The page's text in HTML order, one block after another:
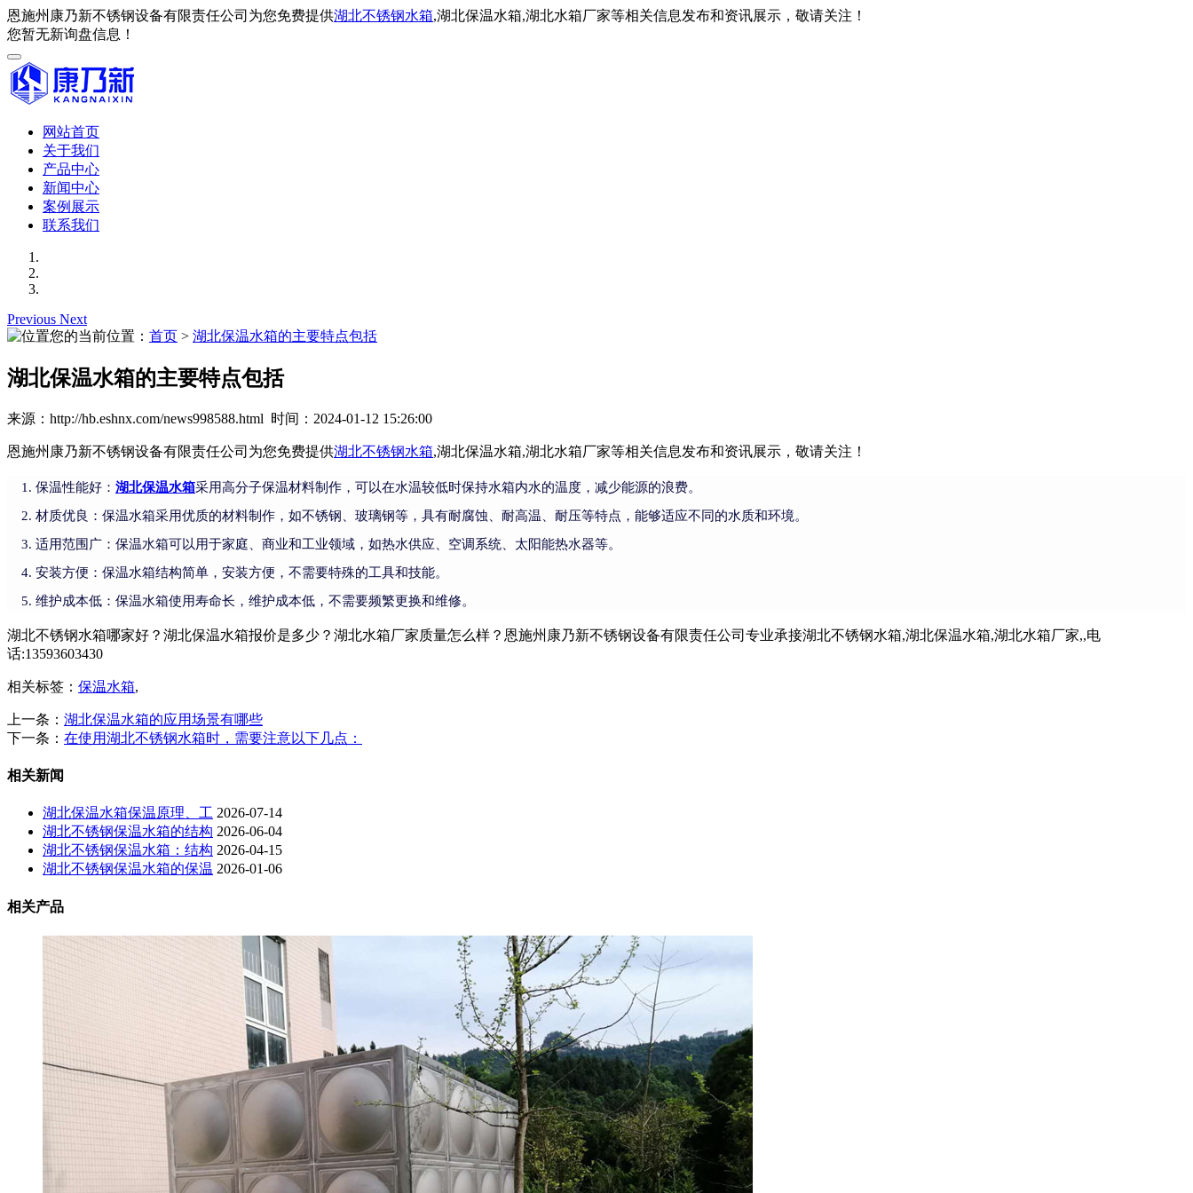
恩施州康乃新不锈钢设备有限责任公司为您免费提供湖北不锈钢水箱,湖北保温水箱,湖北水箱厂家等相关信息发布和资讯展示，敬请关注！
您暂无新询盘信息！
网站首页
关于我们
产品中心
新闻中心
案例展示
联系我们
Previous Next
您的当前位置： 首页 > 湖北保温水箱的主要特点包括
湖北保温水箱的主要特点包括
来源：http://hb.eshnx.com/news998588.html 时间：2024-01-12 15:26:00
恩施州康乃新不锈钢设备有限责任公司为您免费提供湖北不锈钢水箱,湖北保温水箱,湖北水箱厂家等相关信息发布和资讯展示，敬请关注！
保温性能好： 湖北保温水箱采用高分子保温材料制作，可以在水温较低时保持水箱内水的温度，减少能源的浪费。
材质优良：保温水箱采用优质的材料制作，如不锈钢、玻璃钢等，具有耐腐蚀、耐高温、耐压等特点，能够适应不同的水质和环境。
适用范围广：保温水箱可以用于家庭、商业和工业领域，如热水供应、空调系统、太阳能热水器等。
安装方便：保温水箱结构简单，安装方便，不需要特殊的工具和技能。
维护成本低：保温水箱使用寿命长，维护成本低，不需要频繁更换和维修。
湖北不锈钢水箱哪家好？湖北保温水箱报价是多少？湖北水箱厂家质量怎么样？恩施州康乃新不锈钢设备有限责任公司专业承接湖北不锈钢水箱,湖北保温水箱,湖北水箱厂家,,电
话:13593603430
相关标签： 保温水箱,
上一条： 湖北保温水箱的应用场景有哪些
下一条： 在使用湖北不锈钢水箱时，需要注意以下几点：
相关新闻
湖北保温水箱保温原理、工 2026-07-14
湖北不锈钢保温水箱的结构 2026-06-04
湖北不锈钢保温水箱：结构 2026-04-15
湖北不锈钢保温水箱的保温 2026-01-06
相关产品